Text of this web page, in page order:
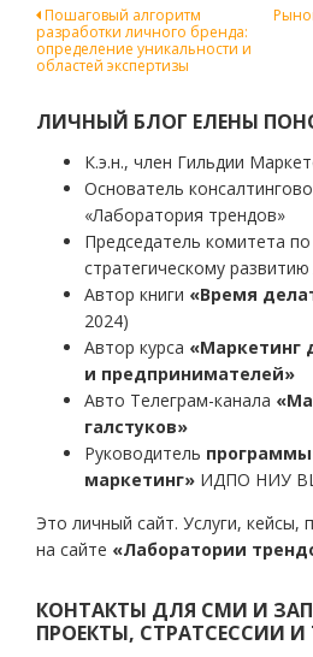
Навигация
по
Пошаговый алгоритм
разработки личного бренда:
определение уникальности и
областей экспертизы
ЛИЧНЫЙ БЛОГ ЕЛЕНЫ
К.э.н., член Гильдии
Основатель
«Лаборатория трендов»
Председатель комитета
стратегическому
Автор книги «Время
2024)
Автор курса «Маркетинг
и предпринимателей»
Авто Телеграм-канала
галстуков»
Руководитель программы
маркетинг» ИДПО НИУ
Это личный сайт. Услуги, кейсы,
на сайте «Лаборатории
КОНТАКТЫ ДЛЯ СМИ И
ПРОЕКТЫ, СТРАТСЕССИИ И